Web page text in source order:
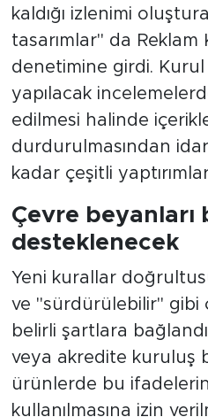
kaldığı izlenimi
tasarımlar" da Reklam
denetimine girdi. Kurul
yapılacak
edilmesi halinde
durdurulmasından
kadar çeşitli
Çevre beyanları
desteklenecek
Yeni kurallar
ve "sürdürülebilir" gibi
belirli şartlara
veya akredite kuruluş
ürünlerde bu
kullanılmasına izin